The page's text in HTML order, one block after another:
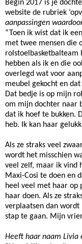
Begin 2017 is je
website de rubriek
aanpassingen
“Toen ik wist dat ik
met twee mensen die
rolstoelbasketbalteam
hebben als ik en die
overlegd wat voor
meubel gekocht en
Dat bedje is op mijn
om mijn dochter naar
dat ik hoef te bukken.
heb. Ik kan haar
Als ze straks veel
wordt het misschien
veel zelf, maar ik vind
Maxi-Cosi te doen en
heel veel met haar op
haar doen. Als ze
verplaatsen dan
stap te gaan. Mijn
Heeft haar naam Livia